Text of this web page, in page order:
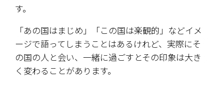
す。
「あの国はまじめ」「この国は楽観的」などイメ
ージで語ってしまうことはあるけれど、実際にそ
の国の人と会い、一緒に過ごすとその印象は大き
く変わることがあります。